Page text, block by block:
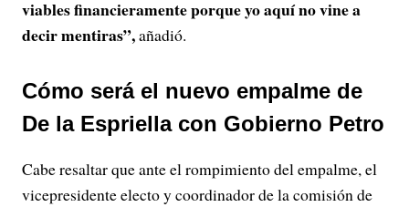
viables financieramente porque yo aquí no vine a
decir mentiras”,añadió.
Cómo será el nuevo empalme de
De la Espriella con Gobierno Petro
Cabe resaltar que ante el rompimiento del empalme, el
vicepresidente electo y coordinador de la comisión de